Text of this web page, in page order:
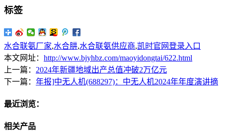
标签
水合联氨厂家,水合肼,水合联氨供应商,凯时官网登录入口
本文网址： http://www.bjyhbz.com/maoyidongtai/622.html
上一篇： 2024年新疆地域出产总值冲破2万亿元
下一篇： 年报]中无人机(688297)：中无人机2024年年度演讲摘
最近浏览：
相关产品